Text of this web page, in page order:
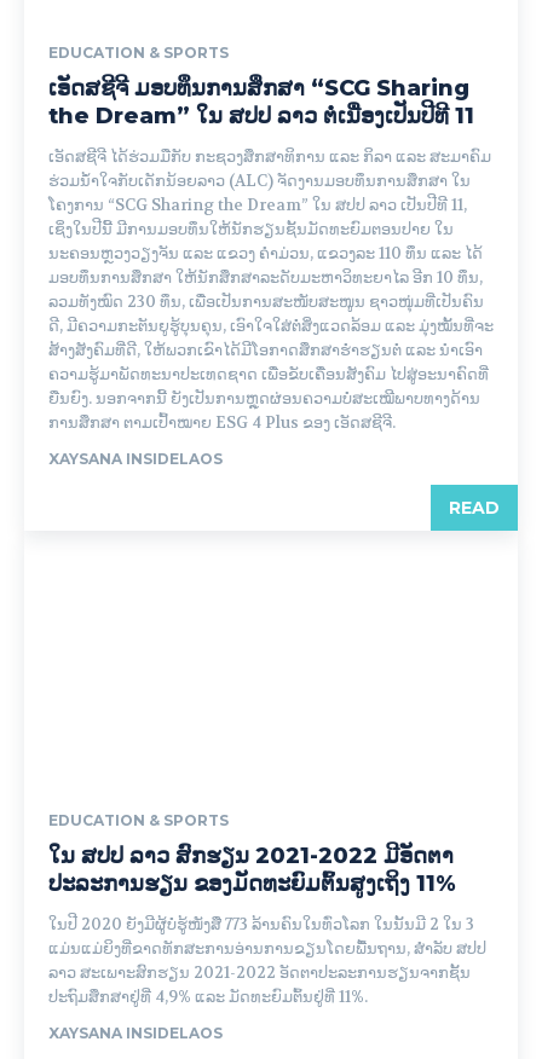
EDUCATION & SPORTS
ເອັດສຊີຈີ ມອບທຶນການສຶກສາ “SCG Sharing
the Dream” ໃນ ສປປ ລາວ ຕໍ່ເນື່ອງເປັນປີທີ 11
ເອັດສຊີຈີ ໄດ້ຮ່ວມມືກັບ ກະຊວງສຶກສາທິການ ແລະ ກິລາ ແລະ ສະມາຄົມ
ຮ່ວມນ້ຳໃຈກັບເດັກນ້ອຍລາວ (ALC) ຈັດງານມອບທຶນການສຶກສາ ໃນ
ໂຄງການ “SCG Sharing the Dream” ໃນ ສປປ ລາວ ເປັນປີທີ 11,
ເຊິ່ງໃນປີນີ້ ມີການມອບທຶນໃຫ້ນັກຮຽນຊັ້ນມັດທະຍົມຕອນປາຍ ໃນ
ນະຄອນຫຼວງວຽງຈັນ ແລະ ແຂວງ ຄຳມ່ວນ, ແຂວງລະ 110 ທຶນ ແລະ ໄດ້
ມອບທຶນການສຶກສາ ໃຫ້ນັກສຶກສາລະດັບມະຫາວິທະຍາໄລ ອີກ 10 ທຶນ,
ລວມທັງໝົດ 230 ທຶນ, ເພື່ອເປັນການສະໜັບສະໜູນ ຊາວໜຸ່ມທີ່ເປັນຄົນ
ດີ, ມີຄວາມກະຕັນຍູຮູ້ບຸນຄຸນ, ເອົາໃຈໃສ່ຕໍ່ສິ່ງແວດລ້ອມ ແລະ ມຸ່ງໝັ້ນທີ່ຈະ
ສ້າງສັງຄົມທີ່ດີ, ໃຫ້ພວກເຂົາໄດ້​ມີ​ໂອ​ກາດ​ສຶກສາຮ່ຳ​ຮຽນ​ຕໍ່​ ​ແລະ ​ນຳ​ເອົາ​
ຄວາມ​ຮູ້​ມາ​ພັດທະນາ​ປະ​ເທດຊາດ ເພື່ອ​ຂັບ​ເຄື່ອນ​ສັງ​ຄົມ​ ໄປສູ່ອະນາຄົດທີ່
ຍືນຍົງ. ນອກຈາກນີ້ ຍັງເປັນການຫຼຸດຜ່ອນຄວາມບໍ່ສະເໝີພາບທາງດ້ານ
ການສຶກສາ ຕາມເປົ້າໝາຍ ESG 4 Plus ຂອງ ເອັດສຊີຈີ.
XAYSANA INSIDELAOS
READ
EDUCATION & SPORTS
ໃນ ສປປ ລາວ ສົກຮຽນ 2021-2022 ມີອັດຕາ
ປະລະການຮຽນ ຂອງມັດທະຍົມຕົ້ນສູງເຖິງ 11%
ໃນປີ 2020 ຍັງມີຜູ້ບໍ່ຮູ້ໜັງສື 773 ລ້ານຄົນໃນທົ່ວໂລກ ໃນນັ້ນມີ 2 ໃນ 3
ແມ່ນແມ່ຍິງທີ່ຂາດທັກສະການອ່ານການຂຽນໂດຍພື້ນຖານ, ສຳລັບ ສປປ
ລາວ ສະເພາະສົກຮຽນ 2021-2022 ອັດຕາປະລະການຮຽນຈາກຊັ້ນ
ປະຖົມສຶກສາຢູ່ທີ່ 4,9% ແລະ ມັດທະຍົມຕົ້ນຢູ່ທີ່ 11%.
XAYSANA INSIDELAOS